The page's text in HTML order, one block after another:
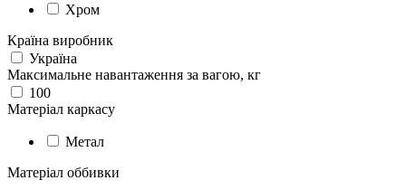
Хром
Країна виробник
Україна
Максимальне навантаження за вагою, кг
100
Матеріал каркасу
Метал
Матеріал оббивки